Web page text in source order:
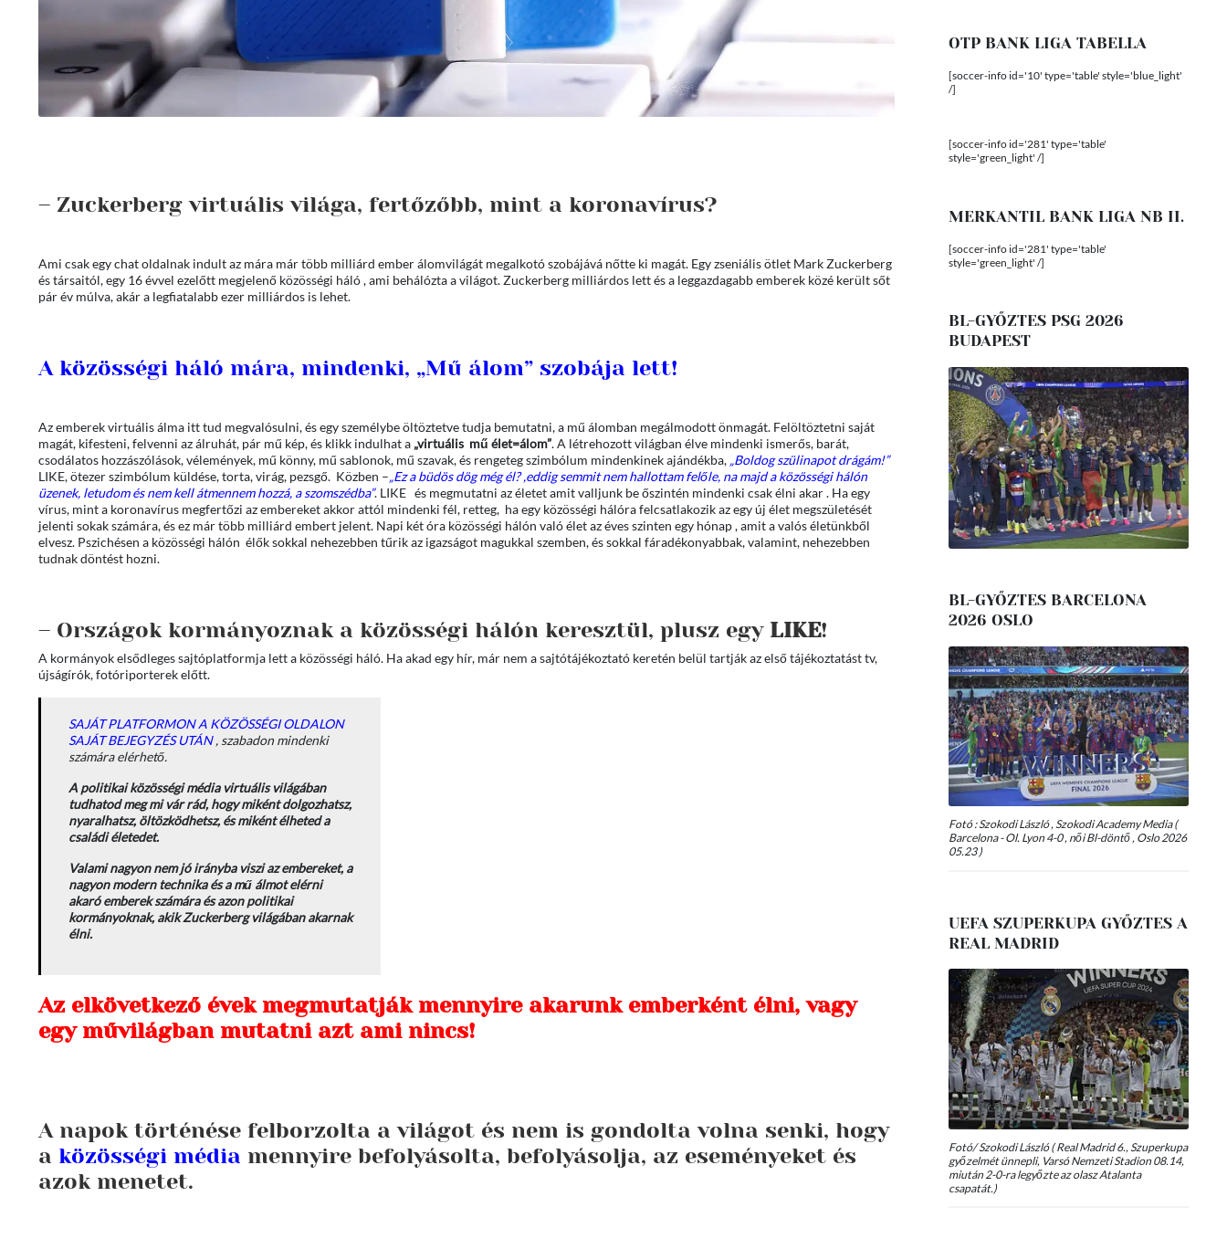
– Zuckerberg virtuális világa, fertőzőbb, mint a koronavírus?
Ami csak egy chat oldalnak indult az mára már több milliárd ember álomvilágát megalkotó szobájává nőtte ki magát. Egy zseniális ötlet Mark Zuckerberg
és társaitól, egy 16 évvel ezelőtt megjelenő közösségi háló , ami behálózta a világot. Zuckerberg milliárdos lett és a leggazdagabb emberek közé került sőt
pár év múlva, akár a legfiatalabb ezer milliárdos is lehet.
A közösségi háló mára, mindenki, „Mű álom” szobája lett!
Az emberek virtuális álma itt tud megvalósulni, és egy személybe öltöztetve tudja bemutatni, a mű álomban megálmodott önmagát. Felöltöztetni saját
magát, kifesteni, felvenni az álruhát, pár mű kép, és klikk indulhat a „virtuális mű élet=álom”. A létrehozott világban élve mindenki ismerős, barát,
csodálatos hozzászólások, vélemények, mű könny, mű sablonok, mű szavak, és rengeteg szimbólum mindenkinek ajándékba, „Boldog szülinapot drágám!”
LIKE, ötezer szimbólum küldése, torta, virág, pezsgő. Közben –„Ez a büdös dög még él? ,eddig semmit nem hallottam felőle, na majd a közösségi hálón
üzenek, letudom és nem kell átmennem hozzá, a szomszédba”. LIKE és megmutatni az életet amit valljunk be őszintén mindenki csak élni akar . Ha egy
vírus, mint a koronavírus megfertőzi az embereket akkor attól mindenki fél, retteg, ha egy közösségi hálóra felcsatlakozik az egy új élet megszületését
jelenti sokak számára, és ez már több milliárd embert jelent. Napi két óra közösségi hálón való élet az éves szinten egy hónap , amit a valós életünkből
elvesz. Pszichésen a közösségi hálón élők sokkal nehezebben tűrik az igazságot magukkal szemben, és sokkal fáradékonyabbak, valamint, nehezebben
tudnak döntést hozni.
– Országok kormányoznak a közösségi hálón keresztül, plusz egy LIKE!
A kormányok elsődleges sajtóplatformja lett a közösségi háló. Ha akad egy hír, már nem a sajtótájékoztató keretén belül tartják az első tájékoztatást tv,
újságírók, fotóriporterek előtt.
SAJÁT PLATFORMON A KÖZÖSSÉGI OLDALON
SAJÁT BEJEGYZÉS UTÁN, szabadon mindenki
számára elérhető.
A politikai közösségi média virtuális világában
tudhatod meg mi vár rád, hogy miként dolgozhatsz,
nyaralhatsz, öltözködhetsz, és miként élheted a
családi életedet.
Valami nagyon nem jó irányba viszi az embereket, a
nagyon modern technika és a mű álmot elérni
akaró emberek számára és azon politikai
kormányoknak, akik Zuckerberg világában akarnak
élni.
Az elkövetkező évek megmutatják mennyire akarunk emberként élni, vagy
egy művilágban mutatni azt ami nincs!
A napok történése felborzolta a világot és nem is gondolta volna senki, hogy
a közösségi média mennyire befolyásolta, befolyásolja, az eseményeket és
azok menetet.
OTP BANK LIGA TABELLA
[soccer-info id='10' type='table' style='blue_light'
/]
[soccer-info id='281' type='table'
style='green_light' /]
MERKANTIL BANK LIGA NB II.
[soccer-info id='281' type='table'
style='green_light' /]
BL-GYŐZTES PSG 2026
BUDAPEST
BL-GYŐZTES BARCELONA
2026 OSLO
Fotó : Szokodi László , Szokodi Academy Media (
Barcelona - Ol. Lyon 4-0 , női Bl-döntő , Oslo 2026
05.23 )
UEFA SZUPERKUPA GYŐZTES A
REAL MADRID
Fotó/ Szokodi László ( Real Madrid 6., Szuperkupa
győzelmét ünnepli, Varsó Nemzeti Stadion 08.14,
miután 2-0-ra legyőzte az olasz Atalanta
csapatát.)